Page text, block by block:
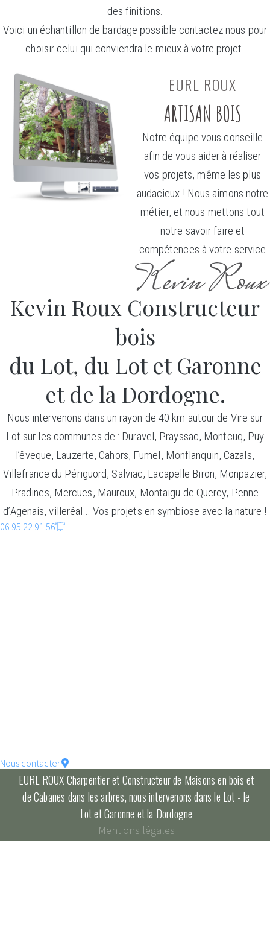
des finitions.
Voici un échantillon de bardage possible contactez nous pour
choisir celui qui conviendra le mieux à votre projet.
EURL ROUX
ARTISAN BOIS
Notre équipe vous conseille
afin de vous aider à réaliser
vos projets, même les plus
audacieux ! Nous aimons notre
métier, et nous mettons tout
notre savoir faire et
compétences à votre service
Kevin Roux Constructeur
bois
du Lot, du Lot et Garonne
et de la Dordogne.
Nous intervenons dans un rayon de 40 km autour de Vire sur
Lot sur les communes de : Duravel, Prayssac, Montcuq, Puy
l’êveque, Lauzerte, Cahors, Fumel, Monflanquin, Cazals,
Villefrance du Périguord, Salviac, Lacapelle Biron, Monpazier,
Pradines, Mercues, Mauroux, Montaigu de Quercy, Penne
d’Agenais, villeréal… Vos projets en symbiose avec la nature !
06 95 22 91 56
Nous contacter
EURL ROUX Charpentier et Constructeur de Maisons en bois et
de Cabanes dans les arbres, nous intervenons dans le Lot - le
Lot et Garonne et la Dordogne
Mentions légales